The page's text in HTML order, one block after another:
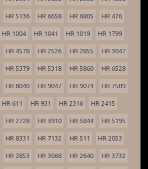
HR 5136 HR 6658 HR 6805 HR 476
HR 1004 HR 1041 HR 1019 HR 1799
HR 4578 HR 2526 HR 2855 HR 3047
HR 5379 HR 5318 HR 5860 HR 6528
HR 8040 HR 9047 HR 9073 HR 7589
HR 611 HR 931 HR 2316 HR 2415
HR 2728 HR 3910 HR 5844 HR 5195
HR 8331 HR 7132 HR 511 HR 2053
HR 2853 HR 3068 HR 2640 HR 3732